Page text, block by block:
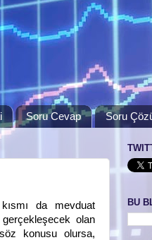
Soru Cevap Soru
da mevduat
gerçekleşecek olan
konusu olursa,
BU